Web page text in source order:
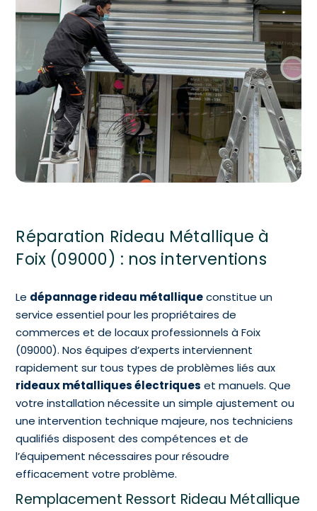
Réparation Rideau Métallique à
Foix (09000) : nos interventions
Le dépannage rideau métalliqueconstitue un
service essentiel pour les propriétaires de
commerces et de locaux professionnels à Foix
(09000). Nos équipes d’experts interviennent
rapidement sur tous types de problèmes liés aux
rideaux métalliques électriques et manuels. Que
votre installation nécessite un simple ajustement ou
une intervention technique majeure, nos techniciens
qualifiés disposent des compétences et de
l’équipement nécessaires pour résoudre
efficacement votre problème.
Remplacement Ressort Rideau Métallique